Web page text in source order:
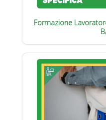
Formazione